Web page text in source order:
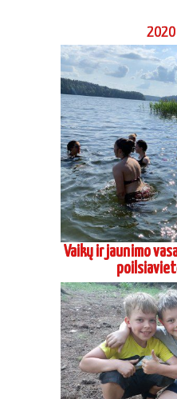
Aikido dienos